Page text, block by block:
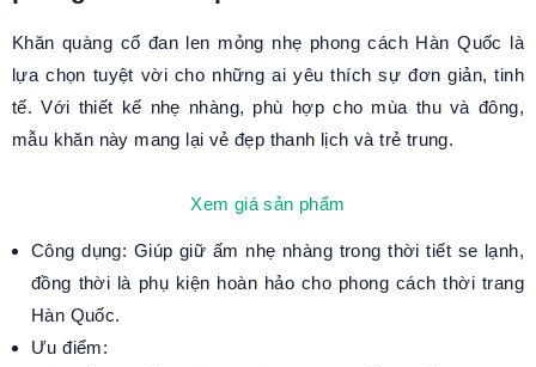
Khăn quàng cổ đan len mỏng nhẹ phong cách Hàn Quốc là
lựa chọn tuyệt vời cho những ai yêu thích sự đơn giản, tinh
tế. Với thiết kế nhẹ nhàng, phù hợp cho mùa thu và đông,
mẫu khăn này mang lại vẻ đẹp thanh lịch và trẻ trung.
Xem giá sản phẩm
Công dụng: Giúp giữ ấm nhẹ nhàng trong thời tiết se lạnh,
đồng thời là phụ kiện hoàn hảo cho phong cách thời trang
Hàn Quốc.
Ưu điểm: